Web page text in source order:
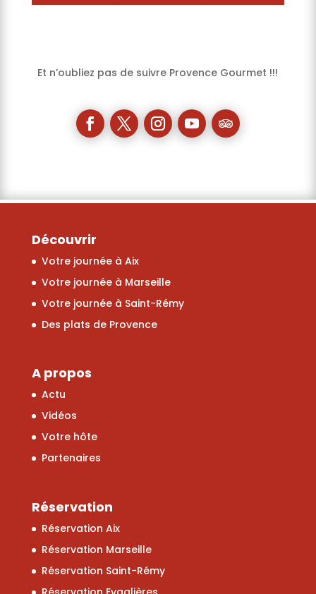
Et n’oubliez pas de suivre Provence Gourmet !!!
Découvrir
Votre journée à Aix
Votre journée à Marseille
Votre journée à Saint-Rémy
Des plats de Provence
A propos
Actu
Vidéos
Votre hôte
Partenaires
Réservation
Réservation Aix
Réservation Marseille
Réservation Saint-Rémy